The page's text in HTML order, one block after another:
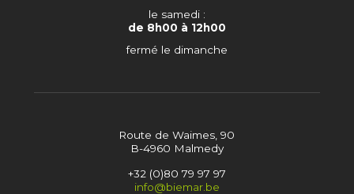
le samedi :
de 8h00 à 12h00
fermé le dimanche
Route de Waimes, 90
B-4960 Malmedy
+32 (0)80 79 97 97
info@biemar.be